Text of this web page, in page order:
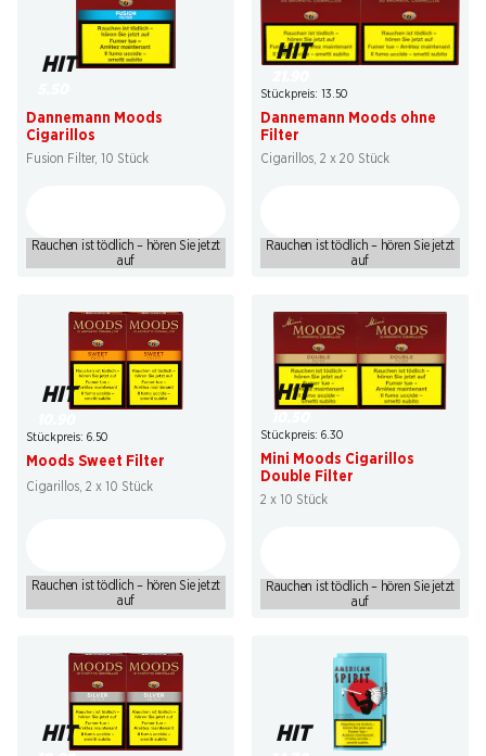
HIT
Dannemann Moods
Cigarillos
Fusion Filter, 10 Stück
Rauchen ist tödlich – hören Sie jetzt
auf
HIT
Stückpreis: 13.50
Dannemann Moods ohne
Filter
Cigarillos, 2 x 20 Stück
Rauchen ist tödlich – hören Sie jetzt
auf
HIT
Stückpreis: 6.50
Moods Sweet Filter
Cigarillos, 2 x 10 Stück
Rauchen ist tödlich – hören Sie jetzt
auf
HIT
Stückpreis: 6.30
Mini Moods Cigarillos
Double Filter
2 x 10 Stück
Rauchen ist tödlich – hören Sie jetzt
auf
HIT HIT